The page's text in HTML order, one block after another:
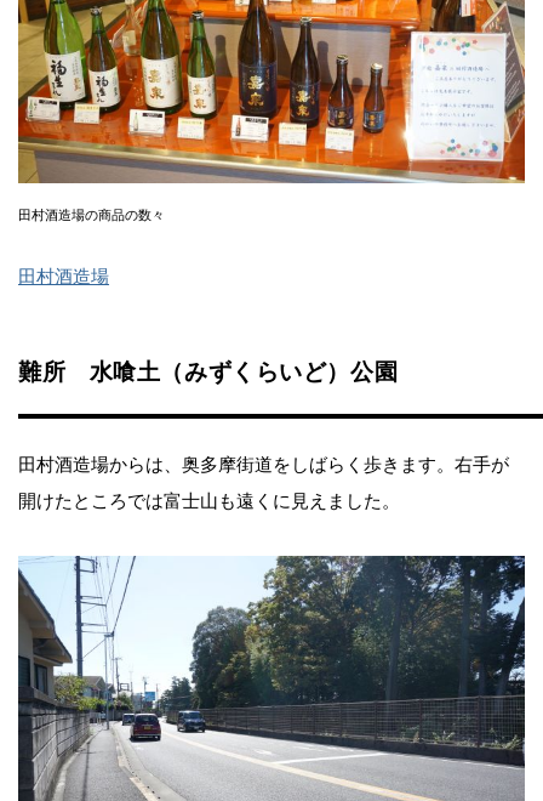
田村酒造場の商品の数々
田村酒造場
難所 水喰土（みずくらいど）公園
田村酒造場からは、奥多摩街道をしばらく歩きます。右手が
開けたところでは富士山も遠くに見えました。